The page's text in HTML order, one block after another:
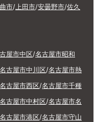
市/上田市/安曇野市/佐久
屋市中区/名古屋市昭和
名古屋市中川区/名古屋市熱
名古屋市西区/名古屋市千種
名古屋市中村区/名古屋市名
名古屋市港区/名古屋市守山